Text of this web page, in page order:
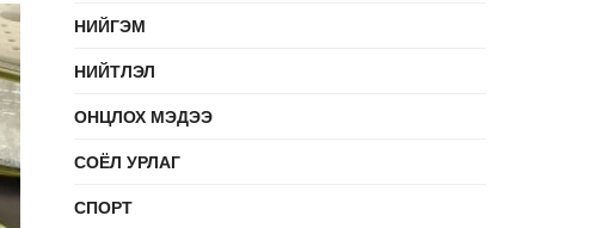
НИЙГЭМ
НИЙТЛЭЛ
ОНЦЛОХ МЭДЭЭ
СОЁЛ УРЛАГ
СПОРТ